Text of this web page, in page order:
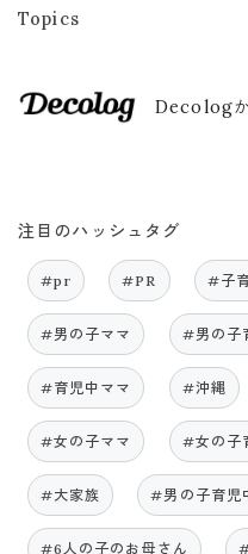
Topics
Decolog
注目のハッシュタグ
#pr #PR #子
#男の子ママ #男の子
#育児中ママ #沖縄
#女の子ママ #女の子
#大家族 #男の子育児
#6人の子のお母さん